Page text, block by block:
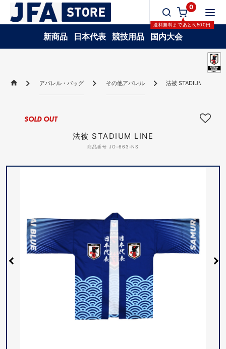
0
送料無料まであと 5,500円
新商品 日本代表 競技用品 国内大会
アパレル・バッグ その他アパレル 法被 STADIUM LINE
法被 STADIUM LINE
商品番号 JO-663-NS
SOLD OUT